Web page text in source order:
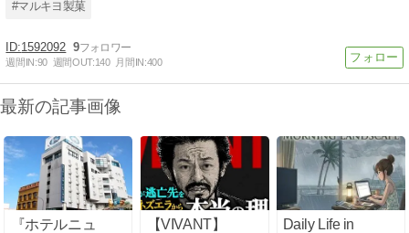
#マルキヨ製菓
1592092 9
週間IN:90 週間OUT:140 月間IN:400
最新の記事画像
『ホテルニュ
【VIVANT】
Daily Life in